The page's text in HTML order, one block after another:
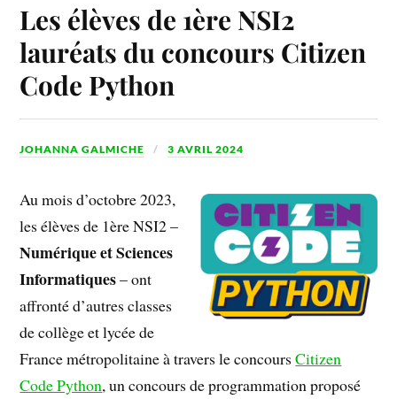
Les élèves de 1ère NSI2
lauréats du concours Citizen
Code Python
JOHANNA GALMICHE 3 AVRIL 2024
Au mois d’octobre 2023,
les élèves de 1ère NSI2 –
Numérique et Sciences
Informatiques– ont
affronté d’autres classes
de collège et lycée de
France métropolitaine à travers le concoursCitizen
Code Python, un concours de programmation proposé